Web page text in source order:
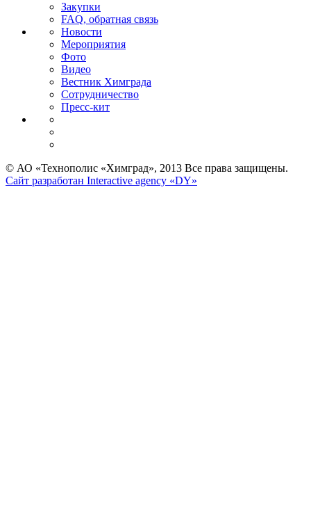
Закупки
FAQ, обратная связь
Новости
Мероприятия
Фото
Видео
Вестник Химграда
Сотрудничество
Пресс-кит
© АО «Технополис «Химград», 2013 Все права защищены.
Сайт разработан Interactive agency «DY»